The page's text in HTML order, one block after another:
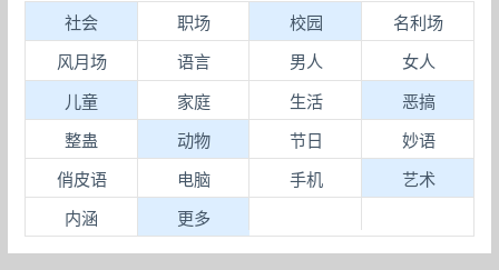
社会 职场 校园 名利场
风月场 语言 男人 女人
儿童 家庭 生活 恶搞
整蛊 动物 节日 妙语
俏皮语 电脑 手机 艺术
内涵 更多